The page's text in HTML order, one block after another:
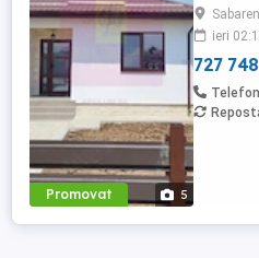
Promovat 5
pivnită 12
grinzi si
cărămidă
ieri
727